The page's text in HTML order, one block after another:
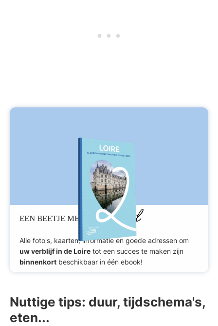
EEN BEETJE MEER Geduld
Alle foto's, kaarten, informatie en goede adressen om
uw verblijf in de Loire tot een succes te maken zijn
binnenkort beschikbaar in één ebook!
Nuttige tips: duur, tijdschema's,
eten...